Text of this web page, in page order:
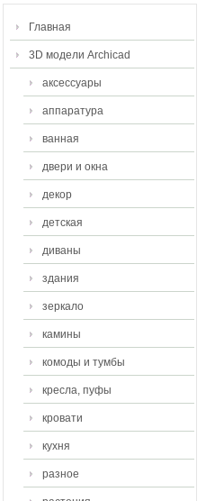
Главная
3D модели Archicad
аксессуары
аппаратура
ванная
двери и окна
декор
детская
диваны
здания
зеркало
камины
комоды и тумбы
кресла, пуфы
кровати
кухня
разное